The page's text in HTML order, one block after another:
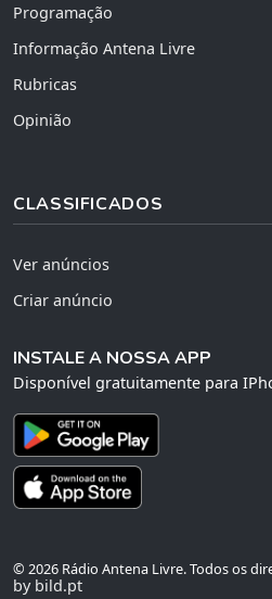
Programação
Informação Antena Livre
Rubricas
Opinião
CLASSIFICADOS
Ver anúncios
Criar anúncio
INSTALE A NOSSA APP
Disponível gratuitamente para
© 2026 Rádio Antena Livre. Todos os
by bild.pt